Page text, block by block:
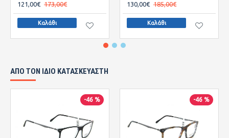
121,00€ 173,00€
Καλάθι
130,00€ 185,00€
Καλάθι
ΑΠΌ ΤΟΝ ΊΔΙΟ ΚΑΤΑΣΚΕΥΑΣΤΉ
-46 % -46 %